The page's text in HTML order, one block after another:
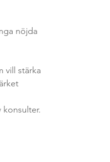
nöjda
vill stärka